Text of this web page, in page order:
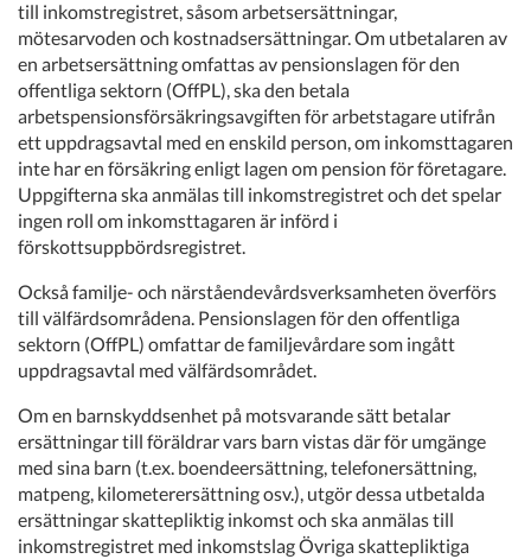
till inkomstregistret, såsom arbetsersättningar,
mötesarvoden och kostnadsersättningar. Om utbetalaren av
en arbetsersättning omfattas av pensionslagen för den
offentliga sektorn (OffPL), ska den betala
arbetspensionsförsäkringsavgiften för arbetstagare utifrån
ett uppdragsavtal med en enskild person, om inkomsttagaren
inte har en försäkring enligt lagen om pension för företagare.
Uppgifterna ska anmälas till inkomstregistret och det spelar
ingen roll om inkomsttagaren är införd i
förskottsuppbördsregistret.
Också familje- och närståendevårdsverksamheten överförs
till välfärdsområdena. Pensionslagen för den offentliga
sektorn (OffPL) omfattar de familjevårdare som ingått
uppdragsavtal med välfärdsområdet.
Om en barnskyddsenhet på motsvarande sätt betalar
ersättningar till föräldrar vars barn vistas där för umgänge
med sina barn (t.ex. boendeersättning, telefonersättning,
matpeng, kilometerersättning osv.), utgör dessa utbetalda
ersättningar skattepliktig inkomst och ska anmälas till
inkomstregistret med inkomstslag Övriga skattepliktiga